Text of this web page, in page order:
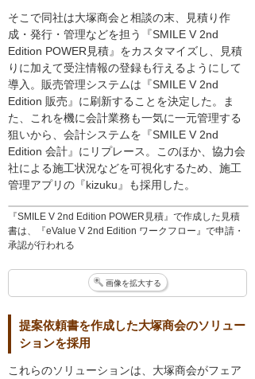
『SMILE V 2nd Edition POWER見積』で作成した見積
書は、『eValue V 2nd Edition ワークフロー』で申請・
承認が行われる
そこで同社は大塚商会と相談の末、見積り作
成・発行・管理などを担う『SMILE V 2nd
Edition POWER見積』をカスタマイズし、見積
りに加えて受注情報の登録も行えるようにして
導入。販売管理システムは『SMILE V 2nd
Edition 販売』に刷新することを決定した。ま
た、これを機に会計業務も一気に一元管理する
狙いから、会計システムを『SMILE V 2nd
Edition 会計』にリプレース。このほか、協力会
社による施工状況などを可視化するため、施工
管理アプリの『kizuku』も採用した。
画像を拡大する
提案依頼書を作成した大塚商会のソリュー
ションを採用
これらのソリューションは、大塚商会がフェア